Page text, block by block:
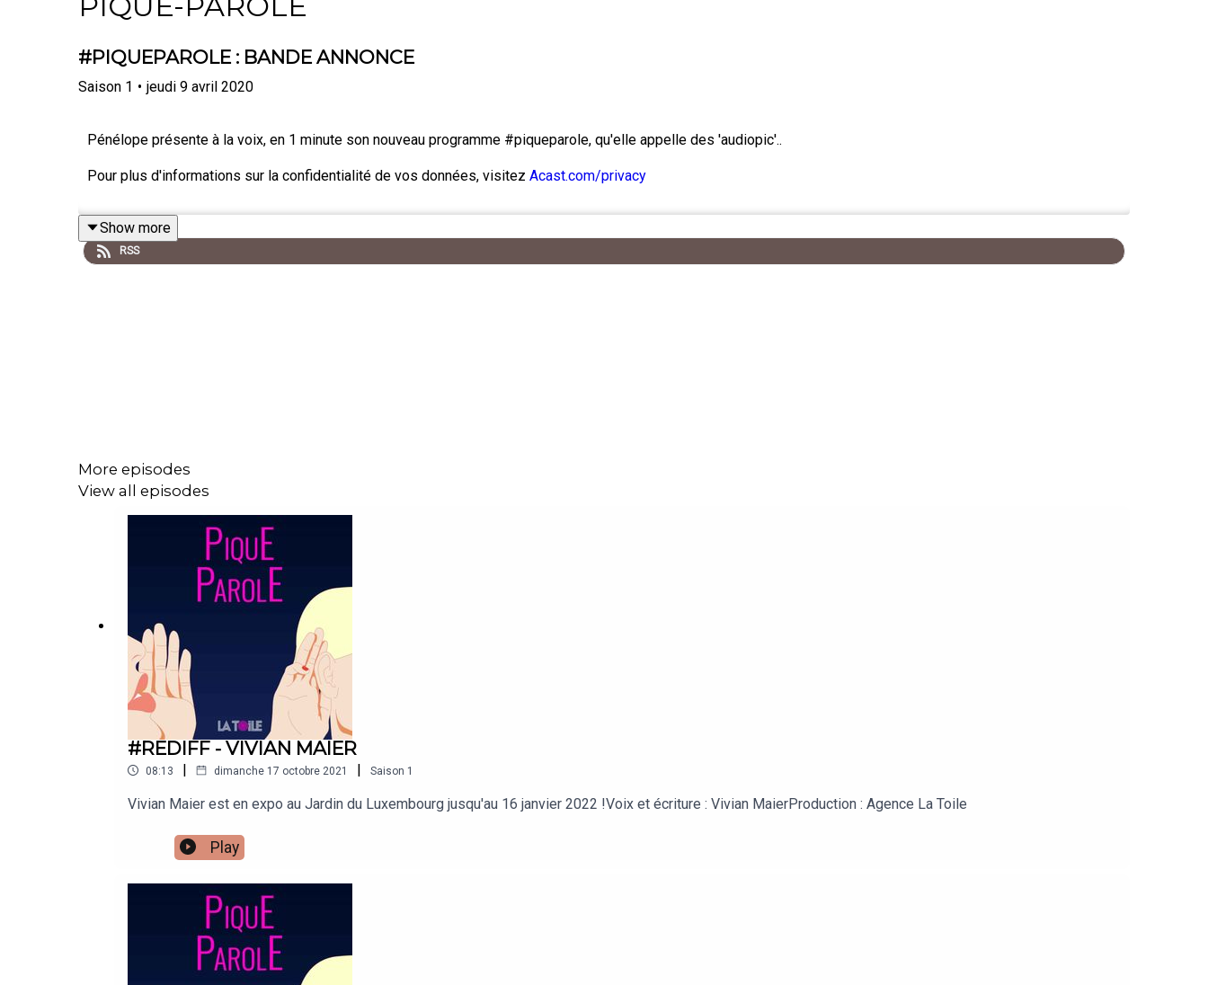
#PIQUEPAROLE : BANDE ANNONCE
Saison 1 • jeudi 9 avril 2020
Pénélope présente à la voix, en 1 minute son nouveau programme #piqueparole, qu'elle appelle des 'audiopic'..
Pour plus d'informations sur la confidentialité de vos données, visitez Acast.com/privacy
Show more
RSS
More episodes
View all episodes
#REDIFF - VIVIAN MAIER
08:13 | dimanche 17 octobre 2021 | Saison 1
Vivian Maier est en expo au Jardin du Luxembourg jusqu'au 16 janvier 2022 !Voix et écriture : Vivian MaierProduction : Agence La Toile
Play